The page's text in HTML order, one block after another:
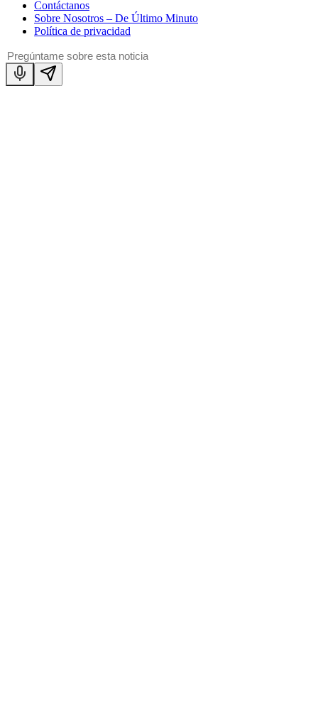
Contáctanos
Sobre Nosotros – De Último Minuto
Política de privacidad